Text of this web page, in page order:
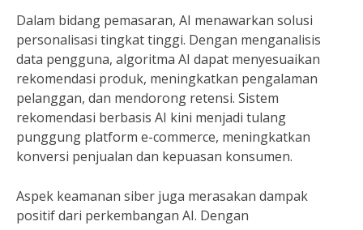
Dalam bidang pemasaran, AI menawarkan solusi
personalisasi tingkat tinggi. Dengan menganalisis
data pengguna, algoritma AI dapat menyesuaikan
rekomendasi produk, meningkatkan pengalaman
pelanggan, dan mendorong retensi. Sistem
rekomendasi berbasis AI kini menjadi tulang
punggung platform e-commerce, meningkatkan
konversi penjualan dan kepuasan konsumen.
Aspek keamanan siber juga merasakan dampak
positif dari perkembangan AI. Dengan